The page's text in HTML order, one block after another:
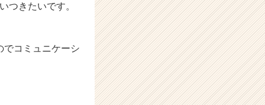
つきたいです。
でコミュニケーシ